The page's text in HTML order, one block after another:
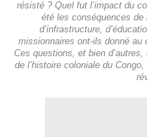
résisté ? Quel fut l’impact du
été les conséquences de
d’infrastructure,
missionnaires ont-ils donné au
Ces questions, et bien
de l’histoire coloniale du